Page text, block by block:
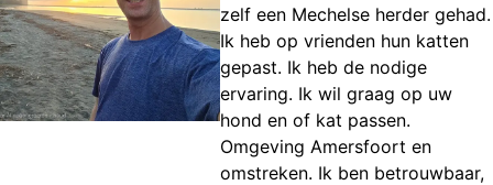
zelf een Mechelse herder gehad.
Ik heb op vrienden hun katten
gepast. Ik heb de nodige
ervaring. Ik wil graag op uw
hond en of kat passen.
Omgeving Amersfoort en
omstreken. Ik ben betrouwbaar,